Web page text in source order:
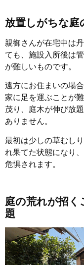
放置しがちな庭
親御さんが在宅中は
ても、施設入所後は
が難しいものです。
遠方にお住まいの場
家に足を運ぶことが
茂り、庭木が伸び放
ありません。
最初は少しの草むし
れ果てた状態になり
危惧されます。
庭の荒れが招く
題